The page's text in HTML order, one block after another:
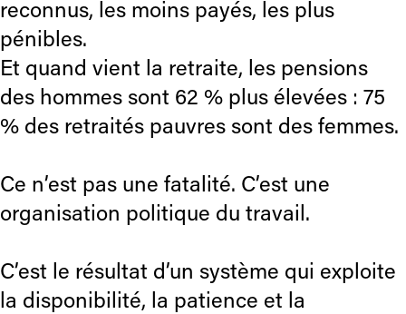
reconnus, les moins payés, les plus
pénibles.
Et quand vient la retraite, les pensions
des hommes sont 62 % plus élevées : 75
% des retraités pauvres sont des femmes.
Ce n’est pas une fatalité. C’est une
organisation politique du travail.
C’est le résultat d’un système qui exploite
la disponibilité, la patience et la